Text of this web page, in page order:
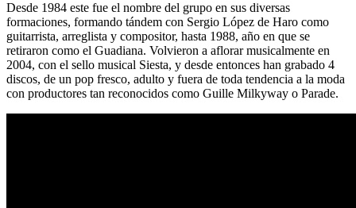
Desde 1984 este fue el nombre del grupo en sus diversas
formaciones, formando tándem con Sergio López de Haro como
guitarrista, arreglista y compositor, hasta 1988, año en que se
retiraron como el Guadiana. Volvieron a aflorar musicalmente en
2004, con el sello musical Siesta, y desde entonces han grabado 4
discos, de un pop fresco, adulto y fuera de toda tendencia a la moda
con productores tan reconocidos como Guille Milkyway o Parade.